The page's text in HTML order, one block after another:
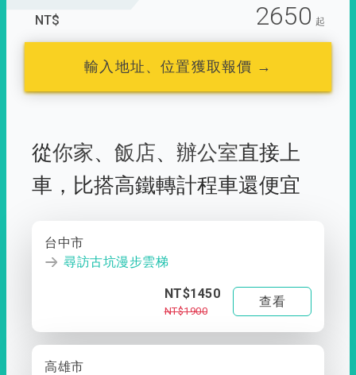
NT$ 2650 起
輸入地址、位置獲取報價 →
從你家、 飯店、 辦公室直接上
車， 比搭高鐵轉計程車還便宜
台中市
尋訪古坑漫步雲梯
NT$1450
NT$1900
查看
高雄市